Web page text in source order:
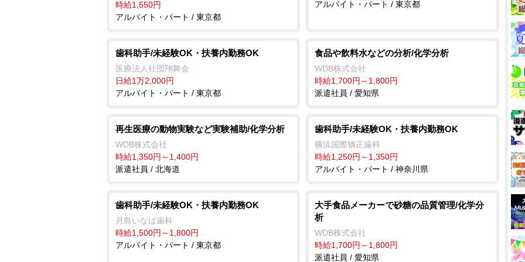
時給1,550円
アルバイト・パート / 東京都
アルバイト・パート / 東京都
歯科助手/未経験OK・扶養内勤務OK
医療法人社団翔舞会
日給1万2,000円
アルバイト・パート / 東京都
食品や飲料水などの分析/化学分析
WDB株式会社
時給1,700円～1,800円
派遣社員 / 愛知県
再生医療の動物実験など実験補助/化学分析
WDB株式会社
時給1,350円～1,400円
派遣社員 / 北海道
歯科助手/未経験OK・扶養内勤務OK
横浜国際矯正歯科
時給1,250円～1,350円
アルバイト・パート / 神奈川県
歯科助手/未経験OK・扶養内勤務OK
月島いなば歯科
時給1,500円～1,800円
アルバイト・パート / 東京都
大手食品メーカーで砂糖の品質管理/化学分
析
WDB株式会社
時給1,700円～1,800円
派遣社員 / 愛知県